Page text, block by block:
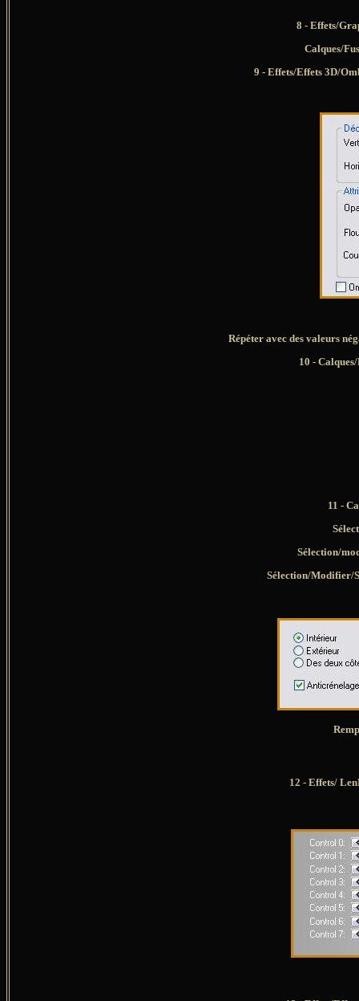
8 - Effets/
Calques/
9 - Effets/Effets 3D/
Répéter avec des valeurs
10 -
11 -
Sélection/
Sélection/Modifier/
12 - Effets/